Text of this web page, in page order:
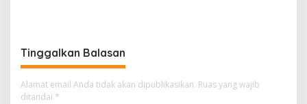
Tinggalkan Balasan
Alamat email Anda tidak akan dipublikasikan. Ruas yang wajib
ditandai *